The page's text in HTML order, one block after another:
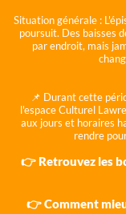
Situation générale :
poursuit. Des baisses
par endroit, mais
📌 Durant cette
l'espace Culturel
aux jours et horaires
rendre
👉 Retrouvez les
👉 Comment